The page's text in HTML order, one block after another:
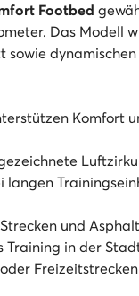
Footbed
Das Modell
Komfort
langen
und
Training in der